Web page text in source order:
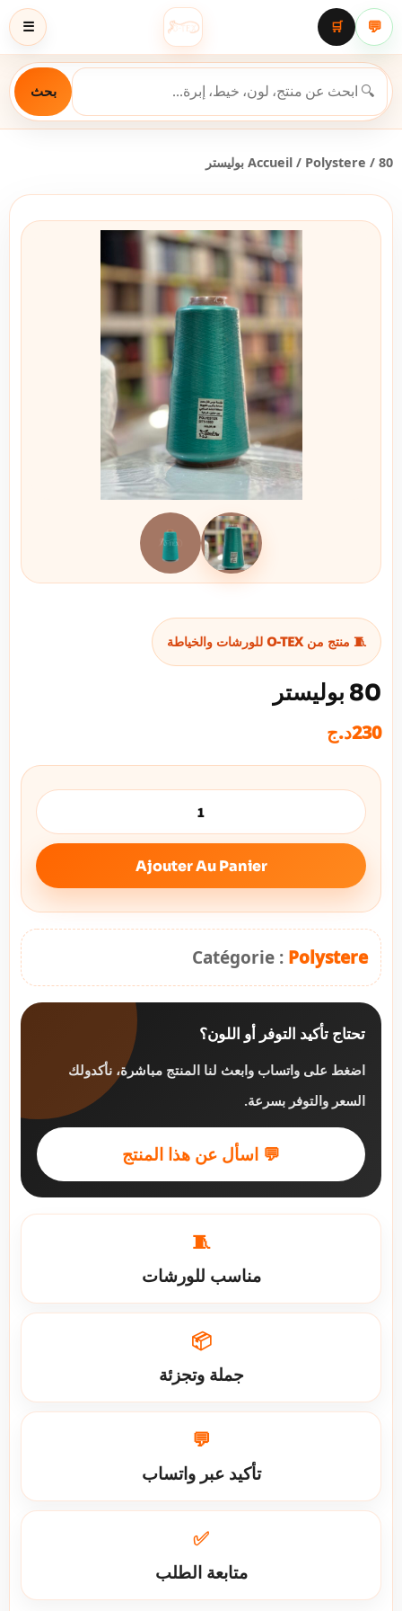
☰ 💬
🛒
بحث
Accueil / Polystere / 80 بوليستر
🧵 منتج من O-TEX للورشات والخياطة
80 بوليستر
230د.ج
Ajouter Au Panier
Catégorie : Polystere
تحتاج تأكيد التوفر أو اللون؟
اضغط على واتساب وابعث لنا المنتج مباشرة، نأكدولك
السعر والتوفر بسرعة.
💬 اسأل عن هذا المنتج
🧵
مناسب للورشات
📦
جملة وتجزئة
💬
تأكيد عبر واتساب
✅
متابعة الطلب